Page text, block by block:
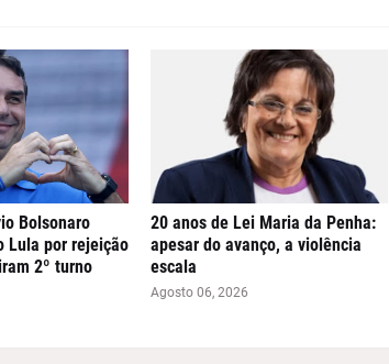
Bolsonaro
Lula por rejeição
2º turno
20 anos de Lei Maria da Penha:
apesar do avanço, a violência
escala
Agosto 06, 2026